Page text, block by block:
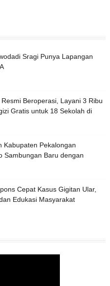
Sragi Punya Lapangan
Beroperasi, Layani 3 Ribu
Gratis untuk 18 Sekolah di
Kabupaten Pekalongan
Sambungan Baru dengan
Cepat Kasus Gigitan Ular,
Edukasi Masyarakat